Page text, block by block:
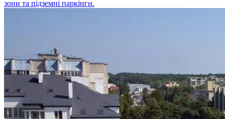
зони та підземні паркінги.